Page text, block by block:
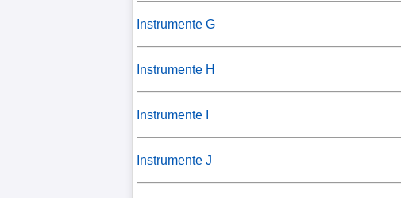
Instrumente G
Instrumente H
Instrumente I
Instrumente J